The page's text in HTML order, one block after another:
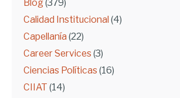
Blog(379)
Calidad Institucional (4)
Capellanía (22)
Career Services (3)
Ciencias Políticas (16)
CIIAT (14)